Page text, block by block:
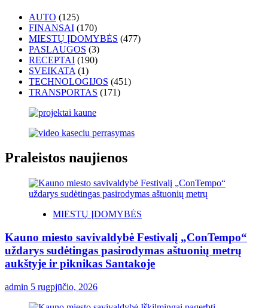
AUTO (125)
FINANSAI (170)
MIESTŲ ĮDOMYBĖS (477)
PASLAUGOS (3)
RECEPTAI (190)
SVEIKATA (1)
TECHNOLOGIJOS (451)
TRANSPORTAS (171)
Praleistos naujienos
MIESTŲ ĮDOMYBĖS
Kauno miesto savivaldybė Festivalį „ConTempo“
uždarys sudėtingas pasirodymas aštuonių metrų
aukštyje ir piknikas Santakoje
admin 5 rugpjūčio, 2026